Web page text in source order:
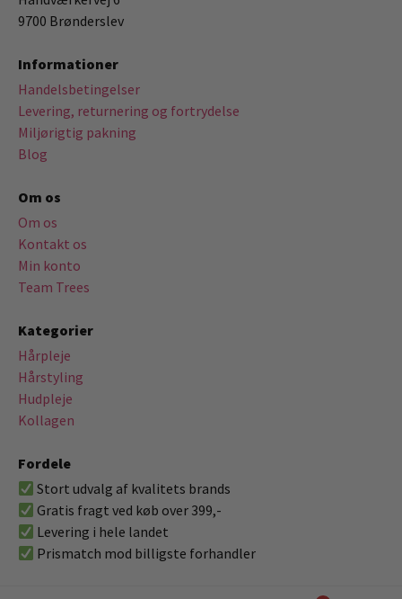
9700 Brønderslev
Informationer
Handelsbetingelser
Levering, returnering og fortrydelse
Miljørigtig pakning
Blog
Om os
Om os
Kontakt os
Min konto
Team Trees
Kategorier
Hårpleje
Hårstyling
Hudpleje
Kollagen
Fordele
Stort udvalg af kvalitets brands
Gratis fragt ved køb over 399,-
Levering i hele landet
Prismatch mod billigste forhandler